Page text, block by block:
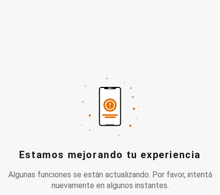
Estamos mejorando tu experiencia
Algunas funciones se están actualizando. Por favor, intentá
nuevamente en algunos instantes.